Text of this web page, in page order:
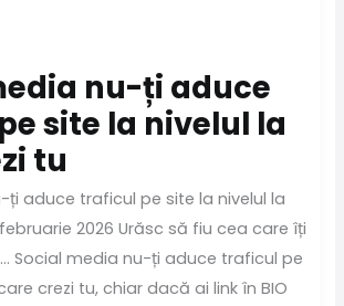
nu-ți aduce
site la nivelul la
tu
ți aduce traficul pe site la nivelul la
2026 Urăsc să fiu cea care îți
Social media nu-ți aduce traficul pe
crezi tu, chiar dacă ai link în BIO